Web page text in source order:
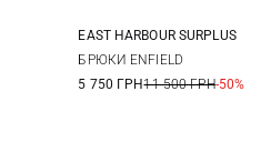
46 48
EAST HARBOUR SURPLUS
БРЮКИ ENFIELD
5 750 ГРН11 500 ГРН-50%